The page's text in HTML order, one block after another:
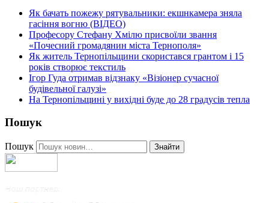
Як бачать пожежу рятувальники: екшнкамера зняла
гасіння вогню (ВІДЕО)
Професору Стефану Хмілю присвоїли звання
«Почесний громадянин міста Тернополя»
Як житель Тернопільщини скористався грантом і 15
років створює текстиль
Ігор Гуда отримав відзнаку «Візіонер сучасної
будівельної галузі»
На Тернопільщині у вихідні буде до 28 градусів тепла
Пошук
Пошук Знайти